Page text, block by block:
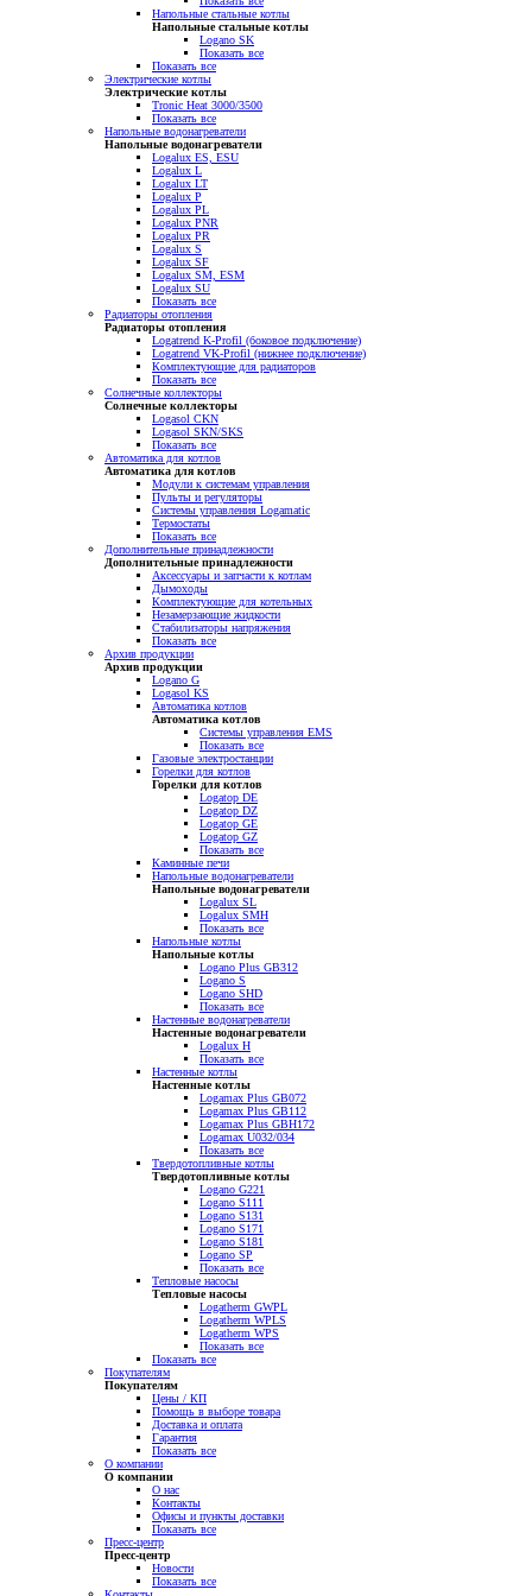
Напольные стальные котлы
Напольные стальные котлы
Logano SK
Показать все
Показать все
Электрические котлы
Электрические котлы
Tronic Heat 3000/3500
Показать все
Напольные водонагреватели
Напольные водонагреватели
Logalux ES, ESU
Logalux L
Logalux LT
Logalux P
Logalux PL
Logalux PNR
Logalux PR
Logalux S
Logalux SF
Logalux SM, ESM
Logalux SU
Показать все
Радиаторы отопления
Радиаторы отопления
Logatrend K-Profil (боковое подключение)
Logatrend VK-Profil (нижнее подключение)
Комплектующие для радиаторов
Показать все
Солнечные коллекторы
Солнечные коллекторы
Logasol CKN
Logasol SKN/SKS
Показать все
Автоматика для котлов
Автоматика для котлов
Модули к системам управления
Пульты и регуляторы
Системы управления Logamatic
Термостаты
Показать все
Дополнительные принадлежности
Дополнительные принадлежности
Аксессуары и запчасти к котлам
Дымоходы
Комплектующие для котельных
Незамерзающие жидкости
Стабилизаторы напряжения
Показать все
Архив продукции
Архив продукции
Logano G
Logasol KS
Автоматика котлов
Автоматика котлов
Системы управления EMS
Показать все
Газовые электростанции
Горелки для котлов
Горелки для котлов
Logatop DE
Logatop DZ
Logatop GE
Logatop GZ
Показать все
Каминные печи
Напольные водонагреватели
Напольные водонагреватели
Logalux SL
Logalux SMH
Показать все
Напольные котлы
Напольные котлы
Logano Plus GB312
Logano S
Logano SHD
Показать все
Настенные водонагреватели
Настенные водонагреватели
Logalux H
Показать все
Настенные котлы
Настенные котлы
Logamax Plus GB072
Logamax Plus GB112
Logamax Plus GBH172
Logamax U032/034
Показать все
Твердотопливные котлы
Твердотопливные котлы
Logano G221
Logano S111
Logano S131
Logano S171
Logano S181
Logano SP
Показать все
Тепловые насосы
Тепловые насосы
Logatherm GWPL
Logatherm WPLS
Logatherm WPS
Показать все
Показать все
Покупателям
Покупателям
Цены / КП
Помощь в выборе товара
Доставка и оплата
Гарантия
Показать все
О компании
О компании
О нас
Контакты
Офисы и пункты доставки
Показать все
Пресс-центр
Пресс-центр
Новости
Показать все